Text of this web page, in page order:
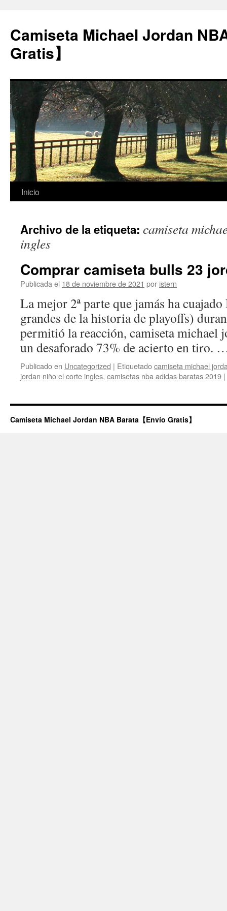
Camiseta Michael Jordan
Gratis】
Saltar
contenido
Inicio
Archivo de la etiqueta: camiseta
ingles
Comprar camiseta bulls 23
Publicada el 18 de noviembre de 2021 por istern
La mejor 2ª parte que jamás ha
grandes de la historia de playoffs)
permitió la reacción, camiseta michael
un desaforado 73% de acierto en tiro.
Publicado en Uncategorized | Etiquetadocamiseta michael
jordan niño el corte ingles, camisetas nba adidas baratas 2019 |
Camiseta Michael Jordan NBA Barata【Envío Gratis】